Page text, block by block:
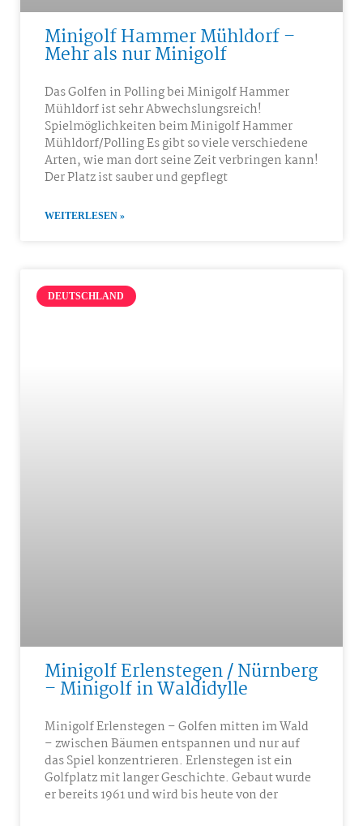
Minigolf Hammer Mühldorf –
Mehr als nur Minigolf
Das Golfen in Polling bei Minigolf Hammer
Mühldorf ist sehr Abwechslungsreich!
Spielmöglichkeiten beim Minigolf Hammer
Mühldorf/Polling Es gibt so viele verschiedene
Arten, wie man dort seine Zeit verbringen kann!
Der Platz ist sauber und gepflegt
WEITERLESEN »
DEUTSCHLAND
Minigolf Erlenstegen / Nürnberg
– Minigolf in Waldidylle
Minigolf Erlenstegen – Golfen mitten im Wald
– zwischen Bäumen entspannen und nur auf
das Spiel konzentrieren. Erlenstegen ist ein
Golfplatz mit langer Geschichte. Gebaut wurde
er bereits 1961 und wird bis heute von der